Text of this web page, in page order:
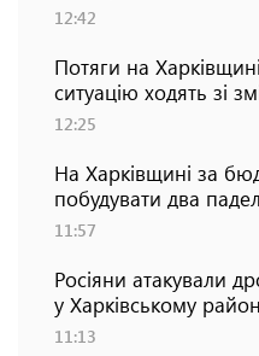
12:42
Потяги на
ситуацію ходять зі
12:25
На Харківщині за
побудувати два
11:57
Росіяни атакували
у Харківському
11:13